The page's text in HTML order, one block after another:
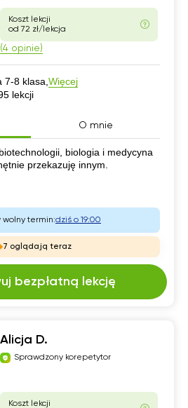
Koszt lekcji
od 72 zł/lekcja
(4 opinie)
7-8 klasa, Więcej
lekcji
O mnie
biologia i medycyna
przekazuję innym.
wolny termin:dziś o 19:00
7 oglądają teraz
bezpłatną lekcję
Alicja D.
Sprawdzony korepetytor
Koszt lekcji